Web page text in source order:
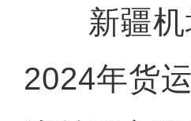
新疆机
2024年货